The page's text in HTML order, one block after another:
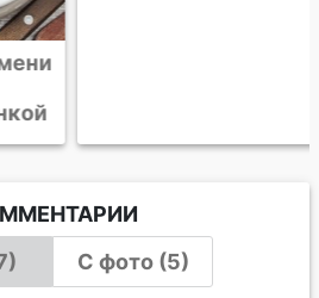
С фото (5)